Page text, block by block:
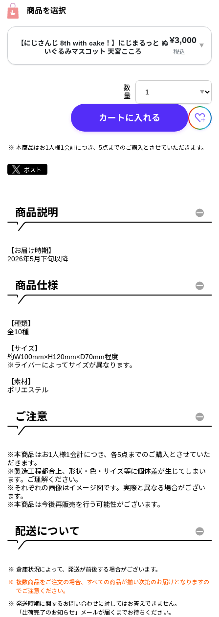
商品を選択
【にじさんじ 8th with cake！】にじまるっと ぬ
いぐるみマスコット 天宮こころ
¥3,000
税込
数
量
カートに入れる
本商品はお1人様1会計につき、5点までのご購入とさせていただきます。
商品説明
【お届け時期】
2026年5月下旬以降
商品仕様
【種類】
全10種
【サイズ】
約W100mm×H120mm×D70mm程度
※ライバーによってサイズが異なります。
【素材】
ポリエステル
ご注意
※本商品はお1人様1会計につき、各5点までのご購入とさせていた
だきます。
※製造工程都合上、形状・色・サイズ等に個体差が生じてしまい
ます。ご理解ください。
※それぞれの画像はイメージ図です。実際と異なる場合がござい
ます。
※本商品は今後再販売を行う可能性がございます。
配送について
倉庫状況によって、発送が前後する場合がございます。
複数商品をご注文の場合、すべての商品が揃い次第のお届けとなりますの
でご注意ください。
発送時期に関するお問い合わせに対してはお答えできません。
「出荷完了のお知らせ」メールが届くまでお待ちください。